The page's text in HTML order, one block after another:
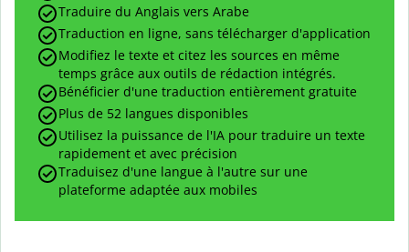
Traduire du Anglais vers Arabe
Traduction en ligne, sans télécharger d'application
Modifiez le texte et citez les sources en même
temps grâce aux outils de rédaction intégrés.
Bénéficier d'une traduction entièrement gratuite
Plus de 52 langues disponibles
Utilisez la puissance de l'IA pour traduire un texte
rapidement et avec précision
Traduisez d'une langue à l'autre sur une
plateforme adaptée aux mobiles